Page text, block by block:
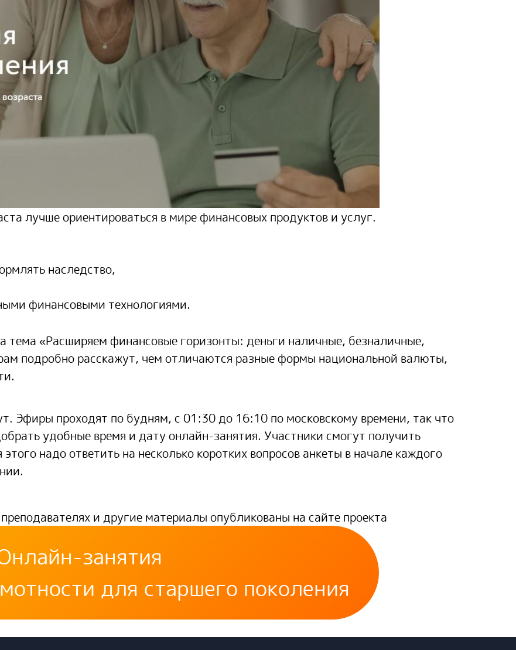
лучше ориентироваться в мире финансовых продуктов и услуг.
наследство,
финансовыми технологиями.
тема «Расширяем финансовые горизонты: деньги наличные, безналичные,
подробно расскажут, чем отличаются разные формы национальной валюты,
Эфиры проходят по будням, с 01:30 до 16:10 по московскому времени, так что
удобные время и дату онлайн-занятия. Участники смогут получить
надо ответить на несколько коротких вопросов анкеты в начале каждого
и другие материалы опубликованы на сайте проекта
занятия
для старшего поколения